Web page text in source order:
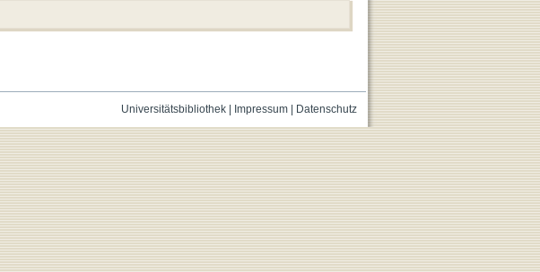
Universitätsbibliothek| Impressum| Datenschutz